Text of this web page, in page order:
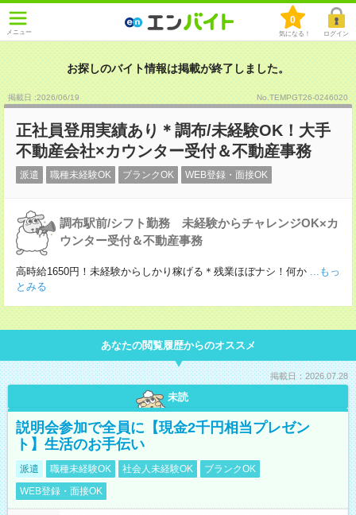
メニュー
0
気になる！ ログイン
お探しのバイト情報は掲載が終了しました。
掲載日 :2026/06/19 No.TEMPGT26-0246020
正社員登用実績あり＊調布/未経験OK！大手
不動産会社×カウンター受付＆不動産事務
派遣 職種未経験OK ブランクOK WEB登録・面接OK
調布駅前/シフト勤務 未経験からチャレンジOK×カ
ウンター受付＆不動産事務
高時給1650円！未経験からしかり稼げる＊残業ほぼナシ！何か ...もっ
とみる
あなたの閲覧履歴からのオススメ
掲載日：2026.07.28
未読
説明会参加で全員に【現金2千円相当プレゼン
ト】生活のお手伝い
派遣 職種未経験OK 社会人未経験OK
ブランクOK
WEB登録・面接OK